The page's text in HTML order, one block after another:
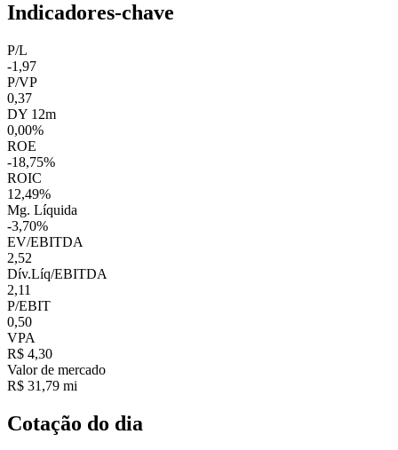
Indicadores-chave
P/L
-1,97
P/VP
0,37
DY 12m
0,00%
ROE
-18,75%
ROIC
12,49%
Mg. Líquida
-3,70%
EV/EBITDA
2,52
Dív.Líq/EBITDA
2,11
P/EBIT
0,50
VPA
R$ 4,30
Valor de mercado
R$ 31,79 mi
Cotação do dia